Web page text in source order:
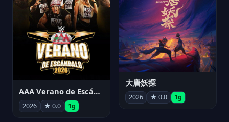
AAA Verano de Escándalo 2026 - Week 3
2026 ★ 0.0 1g
大唐妖探
2026 ★ 0.0 1g